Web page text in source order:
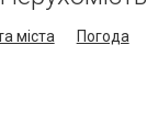
міста Погода